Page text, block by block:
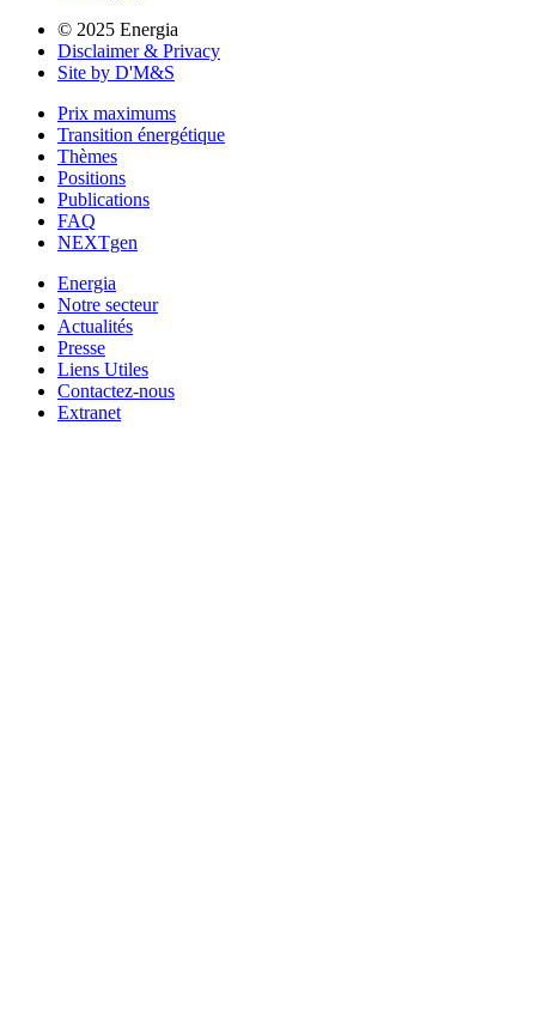
© 2025 Energia
Disclaimer & Privacy
Site by D'M&S
Prix maximums
Transition énergétique
Thèmes
Positions
Publications
FAQ
NEXTgen
Energia
Notre secteur
Actualités
Presse
Liens Utiles
Contactez-nous
Extranet